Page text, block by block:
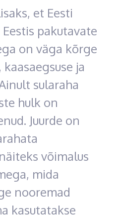
et Eesti
pakutavate
on väga kõrge
ja
sularaha
hulk on
Juurde on
võimalus
mida
nooremad
kasutatakse